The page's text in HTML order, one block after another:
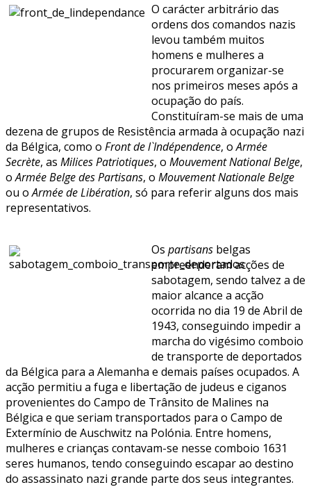
O carácter arbitrário das
ordens dos comandos nazis
levou também muitos
homens e mulheres a
procurarem organizar-se
nos primeiros meses após a
ocupação do país.
Constituíram-se mais de uma
dezena de grupos de Resistência armada à ocupação nazi
da Bélgica, como o Front de l`Indépendence, oArmée
Secrète, as Milices Patriotiques, o Mouvement National Belge,
oArmée Belge des Partisans, o Mouvement Nationale Belge
ou oArmée de Libération, só para referir alguns dos mais
representativos.
Os partisans belgas
empreenderam acções de
sabotagem, sendo talvez a de
maior alcance a acção
ocorrida no dia 19 de Abril de
1943, conseguindo impedir a
marcha do vigésimo comboio
de transporte de deportados
da Bélgica para a Alemanha e demais países ocupados. A
acção permitiu a fuga e libertação de judeus e ciganos
provenientes do Campo de Trânsito de Malines na
Bélgica e que seriam transportados para o Campo de
Extermínio de Auschwitz na Polónia. Entre homens,
mulheres e crianças contavam-se nesse comboio 1631
seres humanos, tendo conseguindo escapar ao destino
do assassinato nazi grande parte dos seus integrantes.